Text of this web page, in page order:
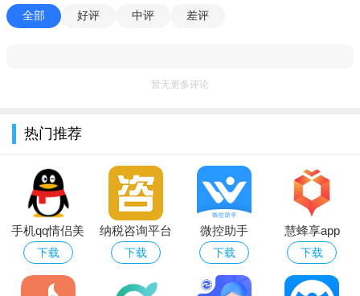
全部 好评 中评 差评
暂无更多评论
热门推荐
手机qq情侣美
化包app
下载
纳税咨询平台
下载
微控助手
下载
慧蜂享app
下载